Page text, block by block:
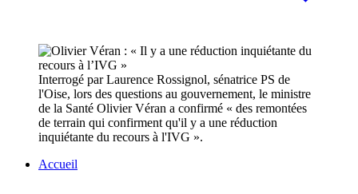
Interrogé par Laurence Rossignol, sénatrice PS de
l'Oise, lors des questions au gouvernement, le ministre
de la Santé Olivier Véran a confirmé « des remontées
de terrain qui confirment qu'il y a une réduction
inquiétante du recours à l'IVG ».
Accueil